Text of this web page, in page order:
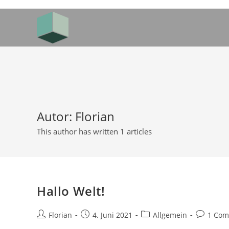
Autor: Florian
This author has written 1 articles
Hallo Welt!
PostFlorian
Post4. Juni 2021
PostAllgemein
Post1